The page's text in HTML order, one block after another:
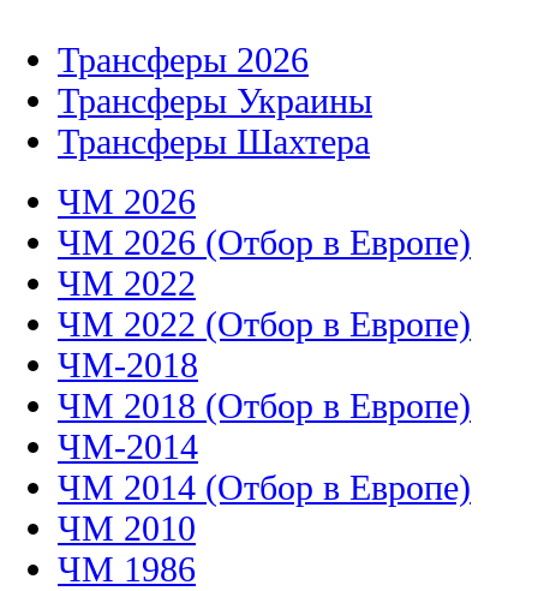
Трансферы 2026
Трансферы Украины
Трансферы Шахтера
ЧМ 2026
ЧМ 2026 (Отбор в Европе)
ЧМ 2022
ЧМ 2022 (Отбор в Европе)
ЧМ-2018
ЧМ 2018 (Отбор в Европе)
ЧМ-2014
ЧМ 2014 (Отбор в Европе)
ЧМ 2010
ЧМ 1986